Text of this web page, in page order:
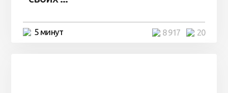
5 минут 20
8 917